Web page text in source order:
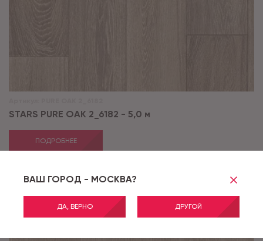
ВАШ ГОРОД - МОСКВА?
ДА, ВЕРНО ДРУГОЙ
STARS PURE OAK 2_6182 - 5,0 м
ПОДРОБНЕЕ